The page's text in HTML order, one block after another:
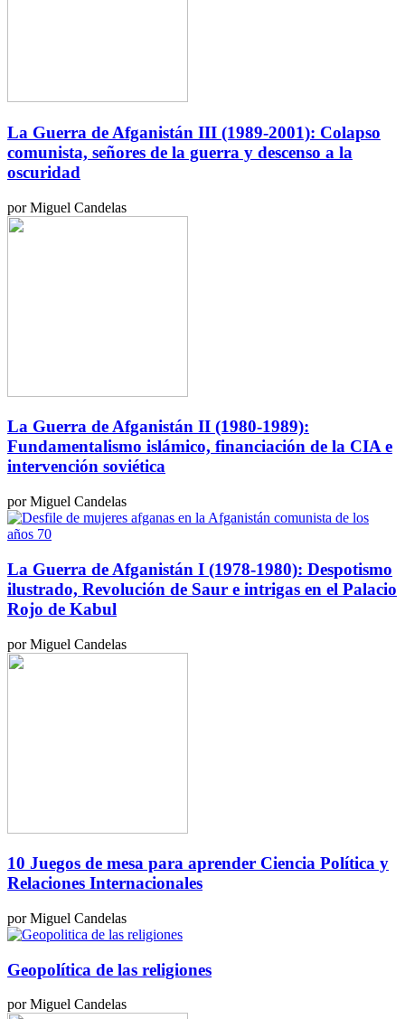
La Guerra de Afganistán III (1989-2001): Colapso
comunista, señores de la guerra y descenso a la
oscuridad
por Miguel Candelas
La Guerra de Afganistán II (1980-1989):
Fundamentalismo islámico, financiación de la CIA e
intervención soviética
por Miguel Candelas
La Guerra de Afganistán I (1978-1980): Despotismo
ilustrado, Revolución de Saur e intrigas en el Palacio
Rojo de Kabul
por Miguel Candelas
10 Juegos de mesa para aprender Ciencia Política y
Relaciones Internacionales
por Miguel Candelas
Geopolítica de las religiones
por Miguel Candelas